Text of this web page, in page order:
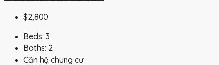
$2,800
Beds: 3
Baths: 2
Căn hộ chung cư